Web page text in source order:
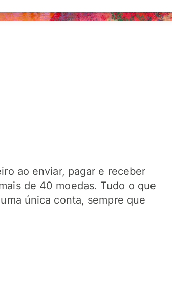
ao enviar, pagar e receber
de 40 moedas. Tudo o que
única conta, sempre que